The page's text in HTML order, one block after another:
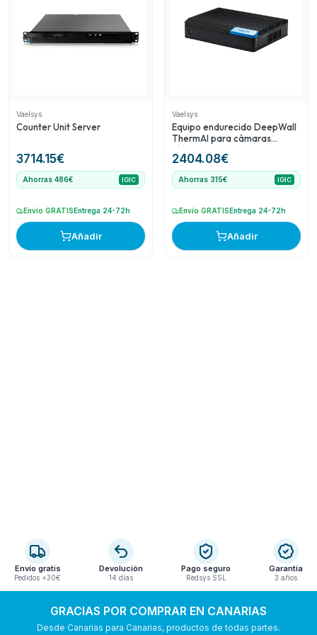
Vaelsys
Counter Unit Server
3714.15€
Ahorras 486€ IGIC
Envío GRATIS Entrega 24-72h
Añadir
Vaelsys
Equipo endurecido DeepWall
ThermAI para cámaras
térmicas
2404.08€
Ahorras 315€ IGIC
Envío GRATIS Entrega 24-72h
Añadir
Envío gratis
Pedidos +30€
Devolución
14 días
Pago seguro
Redsys SSL
Garantía
3 años
GRACIAS POR COMPRAR EN CANARIAS
Desde Canarias para Canarias, productos de todas partes.